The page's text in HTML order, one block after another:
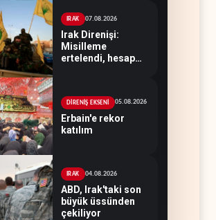
IRAK 07.08.2026
Irak Direnişi:
Misilleme
ertelendi, hesap
DİRENİŞ EKSENİ 05.08.2026
Erbain'e rekor
katılım
IRAK 04.08.2026
ABD, Irak'taki son
büyük üssünden
çekiliyor